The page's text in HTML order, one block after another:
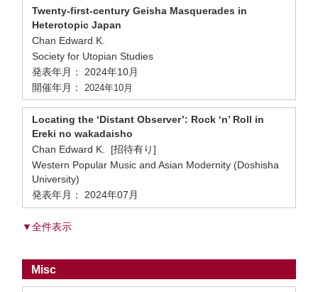
Twenty-first-century Geisha Masquerades in
Heterotopic Japan
Chan Edward K.
Society for Utopian Studies
発表年月： 2024年10月
開催年月： 2024年10月
Locating the ‘Distant Observer’: Rock ‘n’ Roll in
Ereki no wakadaisho
Chan Edward K. [招待有り]
Western Popular Music and Asian Modernity (Doshisha
University)
発表年月： 2024年07月
▼全件表示
Misc